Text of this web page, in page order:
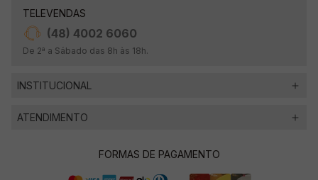
TELEVENDAS
(48) 4002 6060
De 2ª a Sábado das 8h às 18h.
INSTITUCIONAL
ATENDIMENTO
FORMAS DE PAGAMENTO